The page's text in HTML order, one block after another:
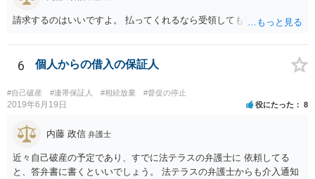
請求するのはいいですよ。 払ってくれるなら受領してもいいですよ。
6 個人からの借入の保証人
#自己破産 #連帯保証人 #相続放棄 #督促の停止
2019年6月19日 役にたった 8
内藤 政信 弁護士
近々自己破産の予定であり、すでに法テラスの弁護士に 依頼してる
と、答弁書に書くといいでしょう。 法テラスの弁護士からも介入通知